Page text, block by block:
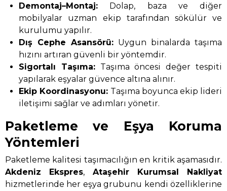
Demontaj–Montaj: Dolap, baza ve diğer
mobilyalar uzman ekip tarafından sökülür ve
kurulumu yapılır.
Dış Cephe Asansörü: Uygun binalarda taşıma
hızını artıran güvenli bir yöntemdir.
Sigortalı Taşıma:Taşıma öncesi değer tespiti
yapılarak eşyalar güvence altına alınır.
Ekip Koordinasyonu: Taşıma boyunca ekip lideri
iletişimi sağlar ve adımları yönetir.
Paketleme ve Eşya Koruma
Yöntemleri
Paketleme kalitesi taşımacılığın en kritik aşamasıdır.
Akdeniz Ekspres, Ataşehir Kurumsal Nakliyat
hizmetlerinde her eşya grubunu kendi özelliklerine